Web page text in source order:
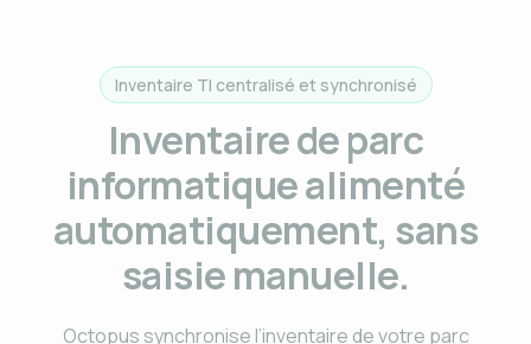
Inventaire TI centralisé et synchronisé
Inventaire de parc
informatique alimenté
automatiquement, sans
saisie manuelle.
Octopus synchronise l’inventaire de votre parc